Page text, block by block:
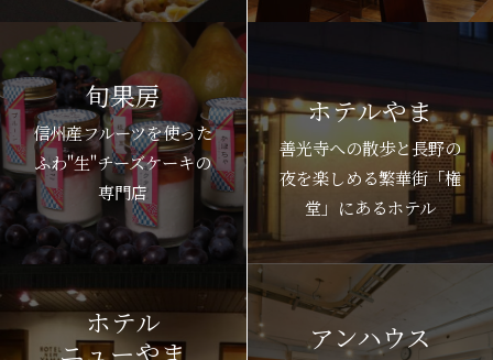
旬果房
信州産フルーツを使った
ふわ"生"チーズケーキの
専門店
ホテルやま
善光寺への散歩と長野の
夜を楽しめる繁華街「権
堂」にあるホテル
ホテル
ニューやま
アンハウス